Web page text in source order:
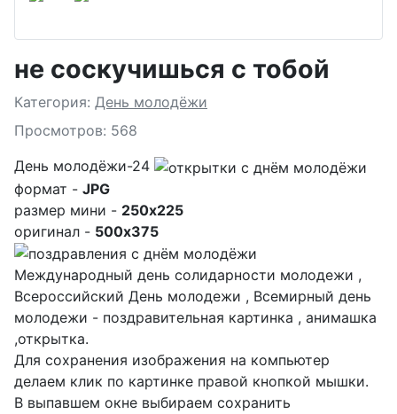
не соскучишься с тобой
Подробности
Категория: День молодёжи
Просмотров: 568
День молодёжи-24
формат - JPG
размер мини - 250x225
оригинал - 500x375
Международный день солидарности молодежи ,
Всероссийский День молодежи , Всемирный день
молодежи - поздравительная картинка , анимашка
,открытка.
Для сохранения изображения на компьютер
делаем клик по картинке правой кнопкой мышки.
В выпавшем окне выбираем сохранить